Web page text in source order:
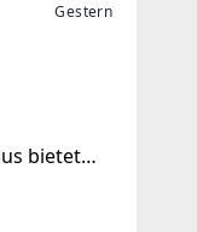
Gestern
bietet